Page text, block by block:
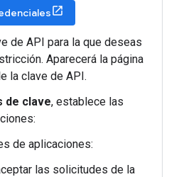
de API para la que deseas
Aparecerá la página
la clave de API.
de clave, establece las
de aplicaciones:
las solicitudes de la